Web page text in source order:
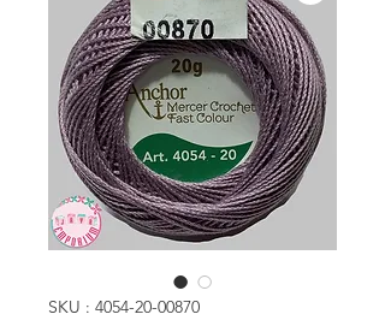
SKU : 4054-20-00870